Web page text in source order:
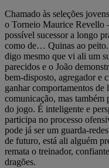
Chamado às seleções
o Torneio Maurice
possível sucessor a longo
como de… Quinas ao peito.
digo mesmo que vi ali um
parecidos e o João
bem-disposto, agregador e
ganhar comportamentos de
comunicação, mas também
do jogo. É inteligente e
participa no processo
pode já ser um guarda-
de futuro, está ali alguém
remata o treinador,
dragões.